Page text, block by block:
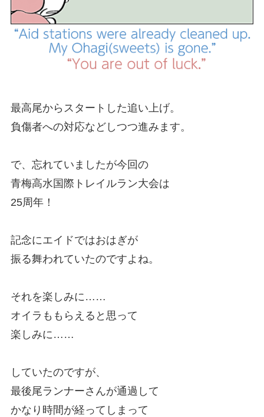
最高尾からスタートした追い上げ。
負傷者への対応などしつつ進みます。
で、忘れていましたが今回の
青梅高水国際トレイルラン大会は
25周年！
記念にエイドではおはぎが
振る舞われていたのですよね。
それを楽しみに……
オイラももらえると思って
楽しみに……
していたのですが、
最後尾ランナーさんが通過して
かなり時間が経ってしまって